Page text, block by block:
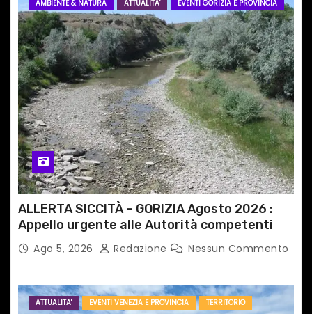
AMBIENTE & NATURA ATTUALITA' EVENTI GORIZIA E PROVINCIA
ALLERTA SICCITÀ – GORIZIA Agosto 2026 :
Appello urgente alle Autorità competenti
Ago 5, 2026 Redazione Nessun Commento
ATTUALITA' EVENTI VENEZIA E PROVINCIA TERRITORIO